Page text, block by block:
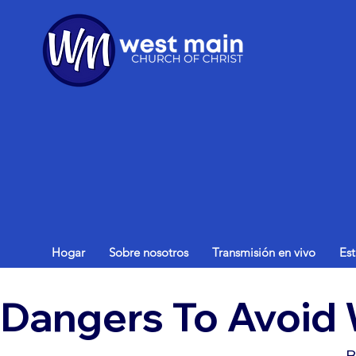
Hogar Sobre nosotros Transmisión en vivo
Dangers To